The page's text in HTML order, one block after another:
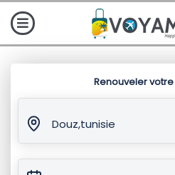
Renouveler
Douz,tunisie